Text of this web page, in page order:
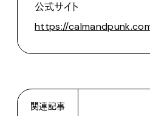
公式サイト
https://
関連記事